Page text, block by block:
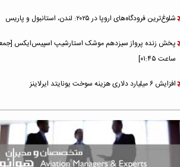
شلوغ‌ترین فرودگاه‌های اروپا در ۲۰۲۵: لندن، استانبول و پاریس
پخش زنده پرواز سیزدهم موشک استارشیپ اسپیس‌ایکس
ساعت ۰۱:۴۵]
افزایش ۶ میلیارد دلاری هزینه‌ سوخت یونایتد ایرلاینز
هوش مصنوعی وارد تعمیر و بازرسی موتورهای هواپیما شد
حمله هوایی به تأسیسات فرودگاه سمنان